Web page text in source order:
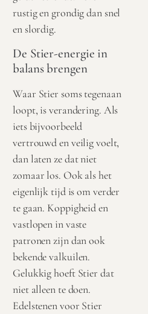
rustig en grondig dan snel
en slordig.
De Stier-energie in
balans brengen
Waar Stier soms tegenaan
loopt, is verandering. Als
iets bijvoorbeeld
vertrouwd en veilig voelt,
dan laten ze dat niet
zomaar los. Ook als het
eigenlijk tijd is om verder
te gaan. Koppigheid en
vastlopen in vaste
patronen zijn dan ook
bekende valkuilen.
Gelukkig hoeft Stier dat
niet alleen te doen.
Edelstenen voor Stier